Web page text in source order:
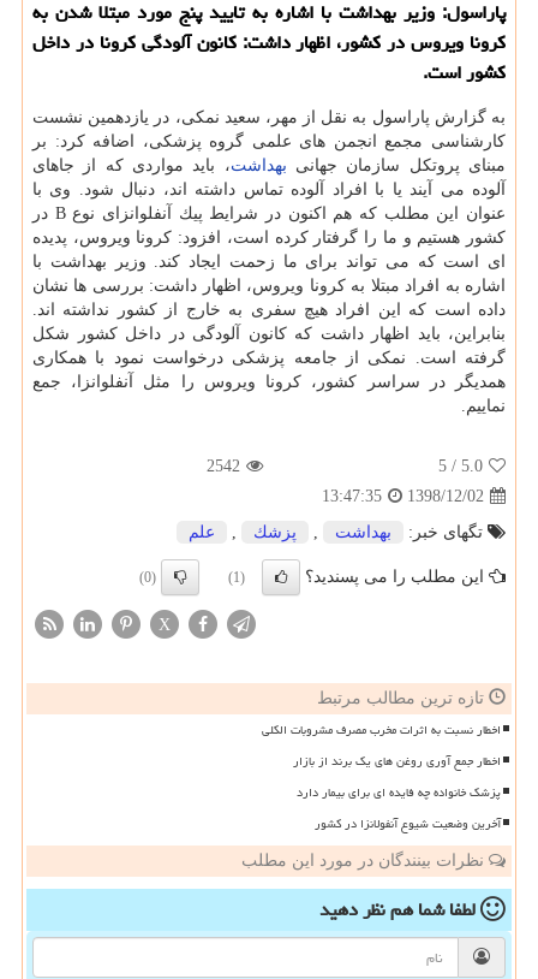
پاراسول: وزیر بهداشت با اشاره به تایید پنج مورد مبتلا شدن به
كرونا ویروس در كشور، اظهار داشت: كانون آلودگی كرونا در داخل
كشور است.
به گزارش پاراسول به نقل از مهر، سعید نمكی، در یازدهمین نشست
كارشناسی مجمع انجمن های علمی گروه پزشكی، اضافه كرد: بر
مبنای پروتكل سازمان جهانی بهداشت، باید مواردی كه از جاهای
آلوده می آیند یا با افراد آلوده تماس داشته اند، دنبال شود. وی با
عنوان این مطلب كه هم اكنون در شرایط پیك آنفلوانزای نوع B در
كشور هستیم و ما را گرفتار كرده است، افزود: كرونا ویروس، پدیده
ای است كه می تواند برای ما زحمت ایجاد كند. وزیر بهداشت با
اشاره به افراد مبتلا به كرونا ویروس، اظهار داشت: بررسی ها نشان
داده است كه این افراد هیچ سفری به خارج از كشور نداشته اند.
بنابراین، باید اظهار داشت كه كانون آلودگی در داخل كشور شكل
گرفته است. نمكی از جامعه پزشكی درخواست نمود با همكاری
همدیگر در سراسر كشور، كرونا ویروس را مثل آنفلوانزا، جمع
نماییم.
5.0
/ 5
2542
1398/12/02
13:47:35
تگهای خبر:
بهداشت , پزشك , علم
این مطلب را می پسندید؟ (1)
(0)
X
تازه ترین مطالب مرتبط
اخطار نسبت به اثرات مخرب مصرف مشروبات الکلی
اخطار جمع آوری روغن های یک برند از بازار
پزشک خانواده چه فایده ای برای بیمار دارد
آخرین وضعیت شیوع آنفولانزا در کشور
نظرات بینندگان در مورد این مطلب
لطفا شما همنظر دهید